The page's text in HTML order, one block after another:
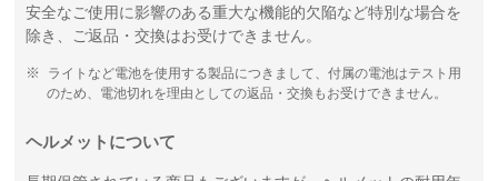
安全なご使用に影響のある重大な機能的欠陥など特別な場合を
除き、ご返品・交換はお受けできません。
ライトなど電池を使用する製品につきまして、付属の電池はテスト用
のため、電池切れを理由としての返品・交換もお受けできません。
ヘルメットについて